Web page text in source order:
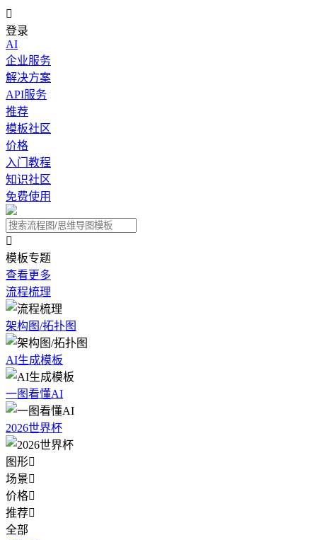

登录
AI
企业服务
解决方案
API服务
推荐
模板社区
价格
入门教程
知识社区
免费使用

模板专题
查看更多
流程梳理
架构图/拓扑图
AI生成模板
一图看懂AI
2026世界杯
图形
场景
价格
推荐
全部